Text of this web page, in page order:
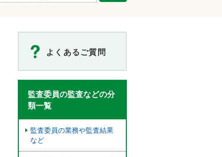
よくあるご質問
監査委員の監査などの分
類一覧
監査委員の業務や監査結果
など